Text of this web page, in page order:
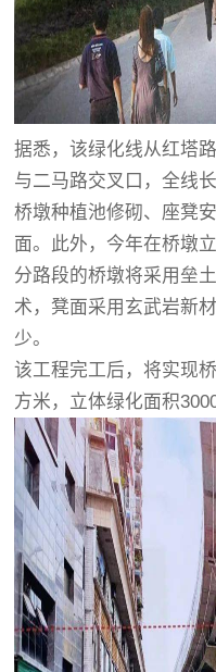
据悉，该绿化线从红塔
与二马路交叉口，全线
桥墩种植池修砌、座凳
面。此外，今年在桥墩
分路段的桥墩将采用垒
术，凳面采用玄武岩新
少。
该工程完工后，将实现
方米，立体绿化面积